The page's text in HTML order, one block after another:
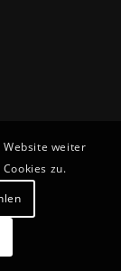
Website weiter
zu.